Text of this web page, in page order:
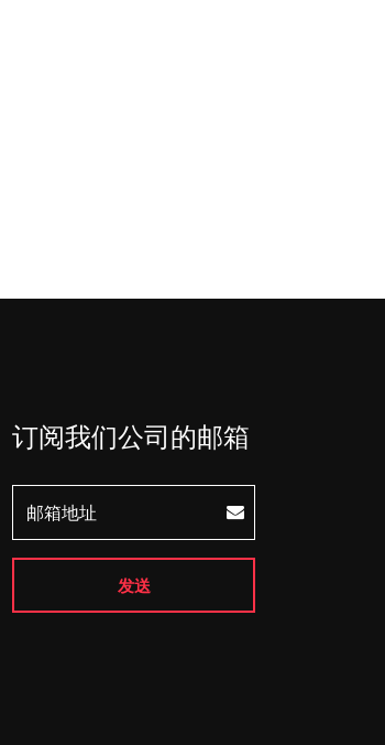
订阅我们公司的邮箱
发送